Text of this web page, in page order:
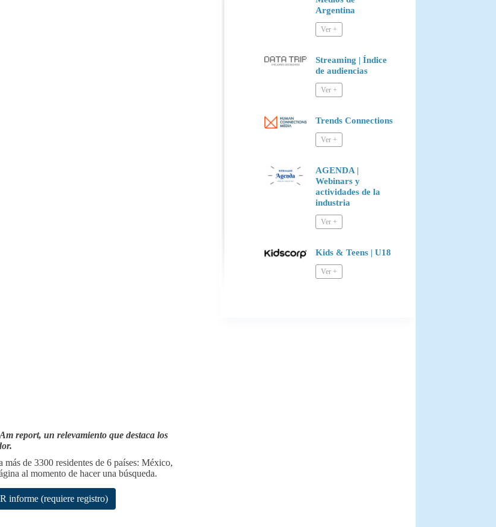
report, un relevamiento que destaca los
de 3300 residentes de 6 países: México,
al momento de hacer una búsqueda.
informe (requiere registro)
Argentina
Streaming | Índice
de audiencias
Trends Connections
AGENDA |
Webinars y
actividades de la
industria
Kids & Teens | U18